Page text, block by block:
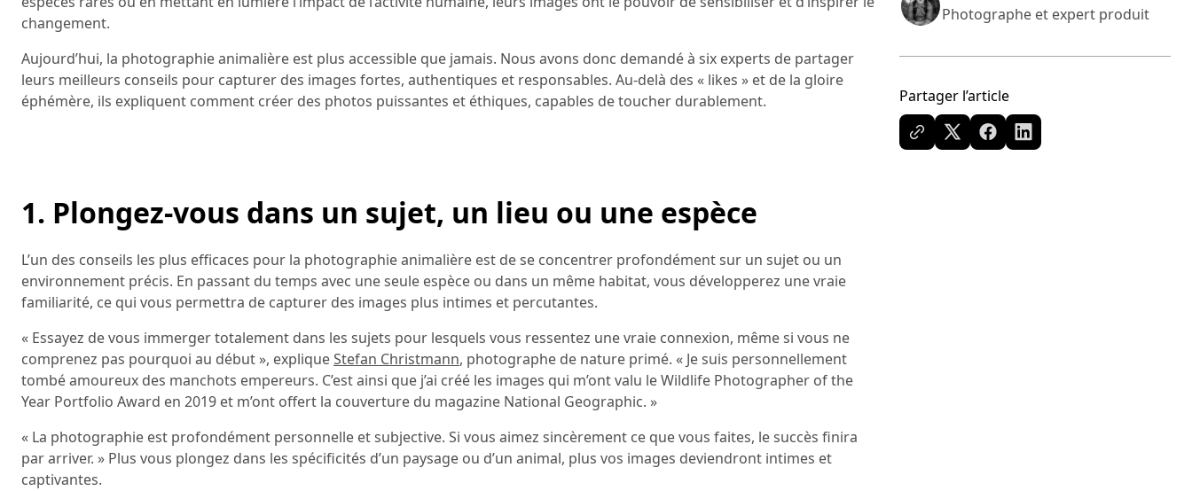
changement.
Aujourd’hui, la photographie animalière est plus accessible que jamais. Nous avons donc demandé à six experts de partager
leurs meilleurs conseils pour capturer des images fortes, authentiques et responsables. Au-delà des « likes » et de la gloire
éphémère, ils expliquent comment créer des photos puissantes et éthiques, capables de toucher durablement.
1. Plongez-vous dans un sujet, un lieu ou une espèce
L’un des conseils les plus efficaces pour la photographie animalière est de se concentrer profondément sur un sujet ou un
environnement précis. En passant du temps avec une seule espèce ou dans un même habitat, vous développerez une vraie
familiarité, ce qui vous permettra de capturer des images plus intimes et percutantes.
« Essayez de vous immerger totalement dans les sujets pour lesquels vous ressentez une vraie connexion, même si vous ne
comprenez pas pourquoi au début », expliqueStefan Christmann, photographe de nature primé. « Je suis personnellement
tombé amoureux des manchots empereurs. C’est ainsi que j’ai créé les images qui m’ont valu le Wildlife Photographer of the
Year Portfolio Award en 2019 et m’ont offert la couverture du magazine National Geographic. »
« La photographie est profondément personnelle et subjective. Si vous aimez sincèrement ce que vous faites, le succès finira
par arriver. » Plus vous plongez dans les spécificités d’un paysage ou d’un animal, plus vos images deviendront intimes et
captivantes.
Photographe et expert produit
Partager l’article